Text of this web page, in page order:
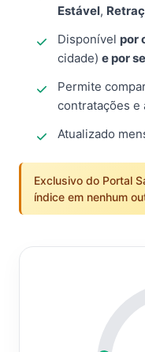
Estável,
Disponível por
cidade) e por
Permite
contratações e
Atualizado
Exclusivo do Portal
índice em nenhum